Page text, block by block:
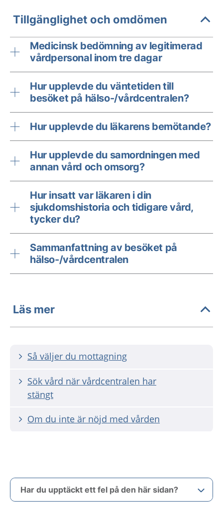
Tillgänglighet och omdömen
Medicinsk bedömning av legitimerad
vårdpersonal inom tre dagar
Hur upplevde du väntetiden till
besöket på hälso-/vårdcentralen?
Hur upplevde du läkarens bemötande?
Hur upplevde du samordningen med
annan vård och omsorg?
Hur insatt var läkaren i din
sjukdomshistoria och tidigare vård,
tycker du?
Sammanfattning av besöket på
hälso-/vårdcentralen
Läs mer
Så väljer du mottagning
Sök vård när vårdcentralen har
stängt
Om du inte är nöjd med vården
Har du upptäckt ett fel på den här sidan?